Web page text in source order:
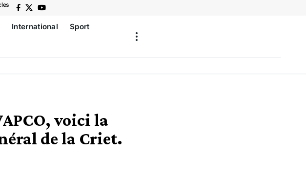
International Sport
voici la
de la Criet.